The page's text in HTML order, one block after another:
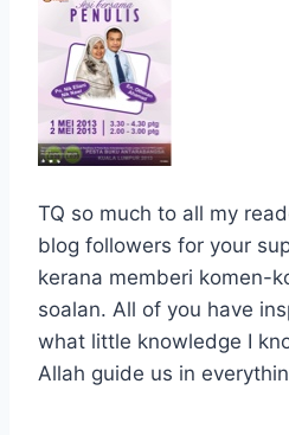
TQ so much to all my
blog followers for your
kerana memberi komen-
soalan. All of you have
what little knowledge I
Allah guide us in